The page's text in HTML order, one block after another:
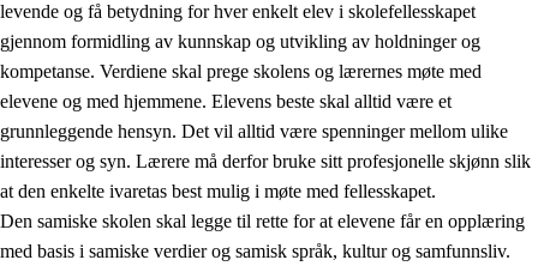
1.3 Kritisk tenkning og etisk bevissthet
1.4 Skaperglede, engasjement og utforskertrang
1.5 Respekt for naturen og miljøbevissthet
1.6 Demokrati og medvirkning
levende og få betydning for hver enkelt elev i skolefellesskapet
gjennom formidling av kunnskap og utvikling av holdninger og
kompetanse. Verdiene skal prege skolens og lærernes møte med
elevene og med hjemmene. Elevens beste skal alltid være et
grunnleggende hensyn. Det vil alltid være spenninger mellom ulike
interesser og syn. Lærere må derfor bruke sitt profesjonelle skjønn slik
at den enkelte ivaretas best mulig i møte med fellesskapet.
Den samiske skolen skal legge til rette for at elevene får en opplæring
med basis i samiske verdier og samisk språk, kultur og samfunnsliv.